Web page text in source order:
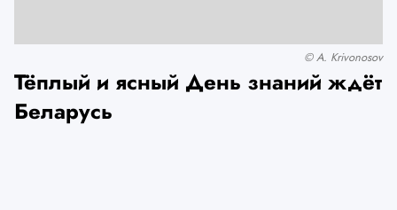
© A. Krivonosov
Тёплый и ясный День знаний ждёт
Беларусь